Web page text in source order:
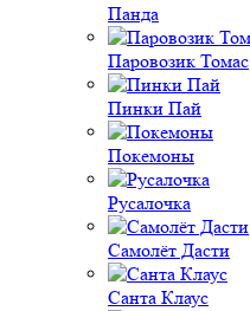
Панда
Паровозик Томас
Пинки Пай
Покемоны
Русалочка
Самолёт Дасти
Санта Клаус